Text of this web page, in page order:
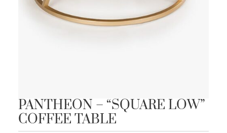
PANTHEON – “SQUARE LOW”
COFFEE TABLE